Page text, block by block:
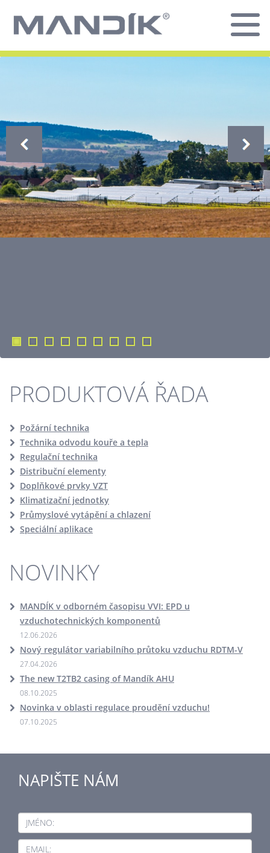
PRODUKTOVÁ ŘADA
Požární technika
Technika odvodu kouře a tepla
Regulační technika
Distribuční elementy
Doplňkové prvky VZT
Klimatizační jednotky
Průmyslové vytápění a chlazení
Speciální aplikace
NOVINKY
MANDÍK v odborném časopisu VVI: EPD u
vzduchotechnických komponentů
12.06.2026
Nový regulátor variabilního průtoku vzduchu RDTM-V
27.04.2026
The new T2TB2 casing of Mandík AHU
08.10.2025
Novinka v oblasti regulace proudění vzduchu!
07.10.2025
NAPIŠTE NÁM
JMÉNO:
EMAIL: